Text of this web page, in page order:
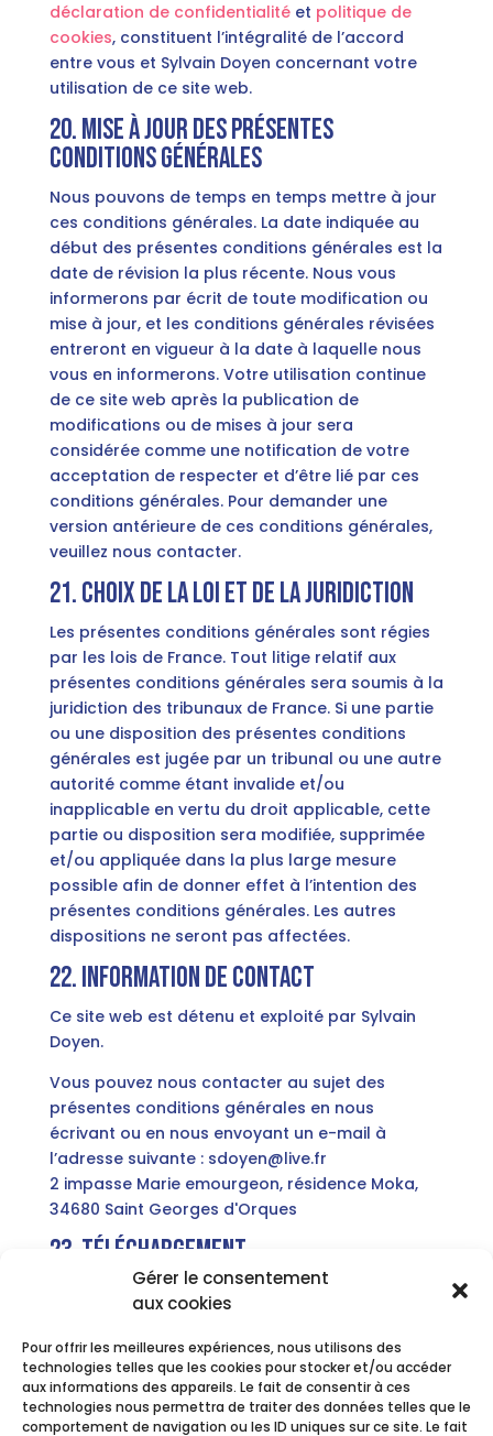
Gérer le consentement
aux cookies
Pour offrir les meilleures expériences, nous utilisons des
technologies telles que les cookies pour stocker et/ou accéder
aux informations des appareils. Le fait de consentir à ces
technologies nous permettra de traiter des données telles que le
comportement de navigation ou les ID uniques sur ce site. Le fait
déclaration de confidentialitéet politique de
cookies, constituent l’intégralité de l’accord
entre vous et Sylvain Doyen concernant votre
utilisation de ce site web.
20. Mise à jour des présentes
conditions générales
Nous pouvons de temps en temps mettre à jour
ces conditions générales. La date indiquée au
début des présentes conditions générales est la
date de révision la plus récente. Nous vous
informerons par écrit de toute modification ou
mise à jour, et les conditions générales révisées
entreront en vigueur à la date à laquelle nous
vous en informerons. Votre utilisation continue
de ce site web après la publication de
modifications ou de mises à jour sera
considérée comme une notification de votre
acceptation de respecter et d’être lié par ces
conditions générales. Pour demander une
version antérieure de ces conditions générales,
veuillez nous contacter.
21. Choix de la loi et de la juridiction
Les présentes conditions générales sont régies
par les lois de France. Tout litige relatif aux
présentes conditions générales sera soumis à la
juridiction des tribunaux de France. Si une partie
ou une disposition des présentes conditions
générales est jugée par un tribunal ou une autre
autorité comme étant invalide et/ou
inapplicable en vertu du droit applicable, cette
partie ou disposition sera modifiée, supprimée
et/ou appliquée dans la plus large mesure
possible afin de donner effet à l’intention des
présentes conditions générales. Les autres
dispositions ne seront pas affectées.
22. Information de contact
Ce site web est détenu et exploité par Sylvain
Doyen.
Vous pouvez nous contacter au sujet des
présentes conditions générales en nous
écrivant ou en nous envoyant un e-mail à
l’adresse suivante : sdoyen@live.fr
2 impasse Marie emourgeon, résidence Moka,
34680 Saint Georges d'Orques
23. Téléchargement
Vous pouvez égalementtélécharger
conditions générales au format PDF.